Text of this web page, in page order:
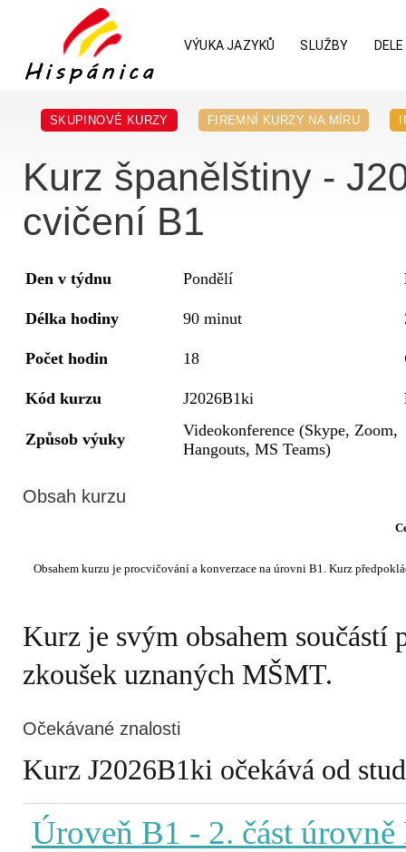
VÝUKA JAZYKŮ SLUŽBY DELE
SKUPINOVÉ KURZY FIREMNÍ KURZY NA MÍRU
Kurz španělštiny -
cvičení B1
Den v týdnu Pondělí
Délka hodiny 90 minut
Počet hodin 18
Kód kurzu J2026B1ki
Způsob výuky
Videokonference (Skype, Zoom,
Hangouts, MS Teams)
Obsah kurzu
Kurz je svým obsahem
zkoušek uznaných MŠMT.
Očekávané znalosti
Kurz J2026B1ki očekává od
Úroveň B1 - 2. část úrovně